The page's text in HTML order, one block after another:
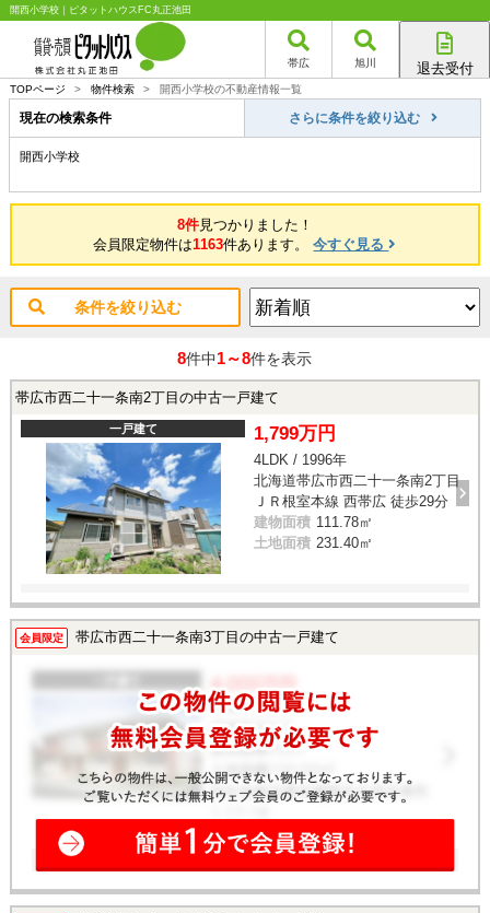
開西小学校｜ピタットハウスFC丸正池田
帯広 旭川 退去受付
旭川店
TOPページ > 物件検索 > 開西小学校の不動産情報一覧
現在の検索条件 さらに条件を絞り込む
開西小学校
8件見つかりました！
会員限定物件は1163件あります。今すぐ見る
条件を絞り込む
8件中1～8件を表示
帯広市西二十一条南2丁目の中古一戸建て
一戸建て 1,799万円
4LDK / 1996年
北海道帯広市西二十一条南2丁目
ＪＲ根室本線 西帯広 徒歩29分
建物面積 111.78㎡
土地面積 231.40㎡
会員限定 帯広市西二十一条南3丁目の中古一戸建て